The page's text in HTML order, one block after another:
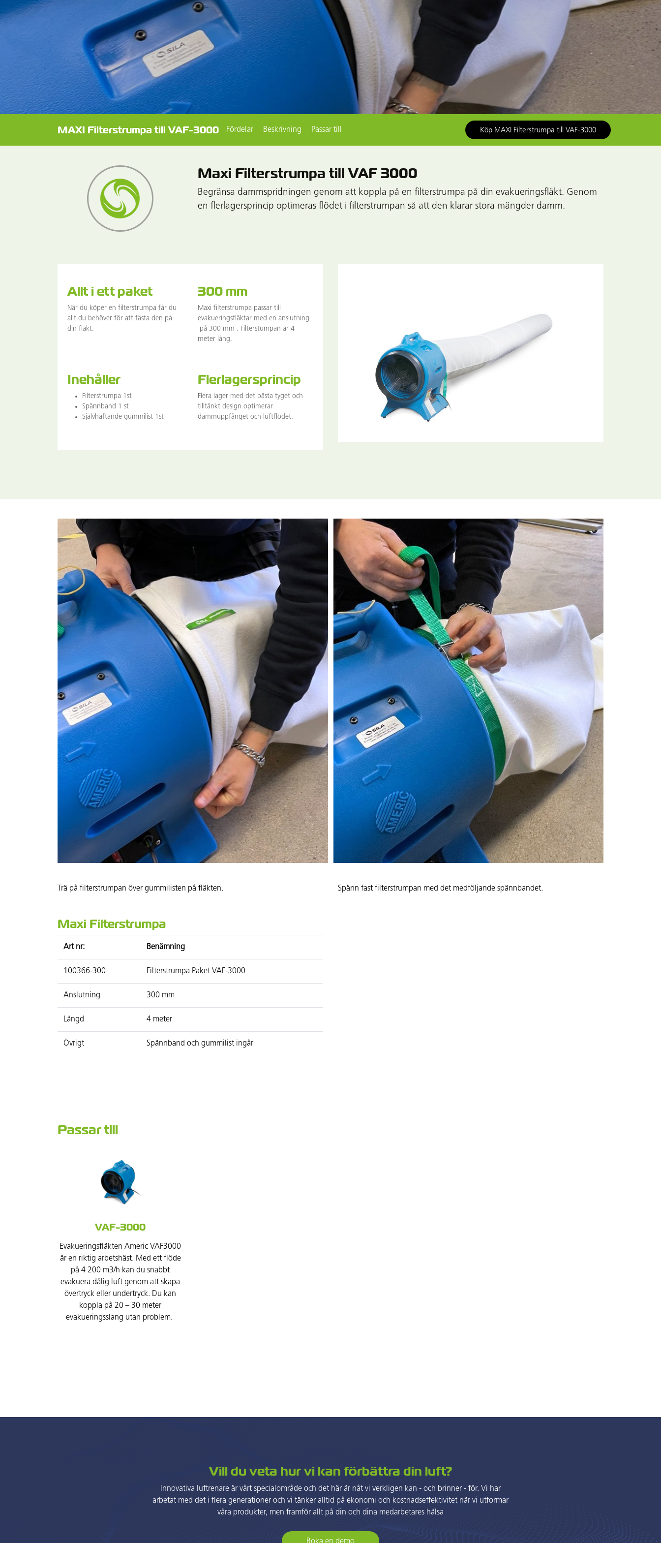
MAXI Filterstrumpa till VAF-3000 Fördelar Beskrivning Passar till Köp MAXI Filterstrumpa till VAF-3000
Maxi Filterstrumpa till VAF 3000
Begränsa dammspridningen genom att koppla på en filterstrumpa på din evakueringsfläkt. Genom
en flerlagersprincip optimeras flödet i filterstrumpan så att den klarar stora mängder damm.
Allt i ett paket
När du köper en filterstrumpa får du
allt du behöver för att fästa den på
din fläkt.
300 mm
Maxi filterstrumpa passar till
evakueringsfläktar med en anslutning
på 300 mm . Filterstumpan är 4
meter lång.
Inehåller
Filterstrumpa 1st
Spännband 1 st
Självhäftande gummilist 1st
Flerlagersprincip
Flera lager med det bästa tyget och
tilltänkt design optimerar
dammuppfånget och luftflödet.
Trä på filterstrumpan över gummilisten på fläkten. Spänn fast filterstrumpan med det medföljande spännbandet.
Maxi Filterstrumpa
Art nr: Benämning
100366-300 Filterstrumpa Paket VAF-3000
Anslutning 300 mm
Längd 4 meter
Övrigt Spännband och gummilist ingår
Passar till
VAF-3000
Evakueringsfläkten Americ VAF3000
är en riktig arbetshäst. Med ett flöde
på 4 200 m3/h kan du snabbt
evakuera dålig luft genom att skapa
övertryck eller undertryck. Du kan
koppla på 20 – 30 meter
evakueringsslang utan problem.
Vill du veta hur vi kan förbättra din luft?
Innovativa luftrenare är vårt specialområde och det här är nåt vi verkligen kan - och brinner - för. Vi har
arbetat med det i flera generationer och vi tänker alltid på ekonomi och kostnadseffektivitet när vi utformar
våra produkter, men framför allt på din och dina medarbetares hälsa
Boka en demo